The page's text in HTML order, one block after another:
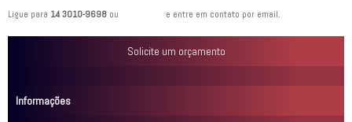
Ligue para 14 3010-9698 ou e entre em contato por email.
Solicite um orçamento
Informações